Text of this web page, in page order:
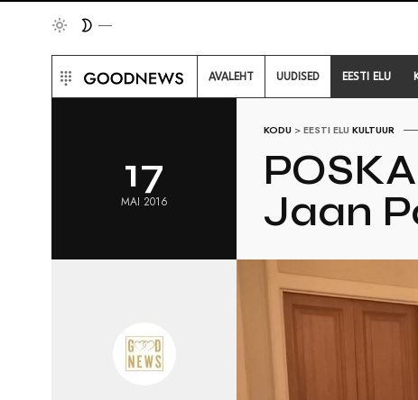
AVALEHT UUDISED EESTI ELU
17
MAI 2016
KODU >EESTI ELU KULTUUR
Jaan